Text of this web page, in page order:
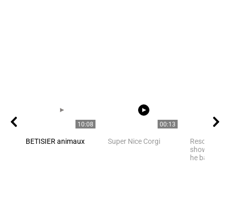
10:08
BETISIER animaux
00:13
Super Nice Corgi
Rescued
shows
he bathes